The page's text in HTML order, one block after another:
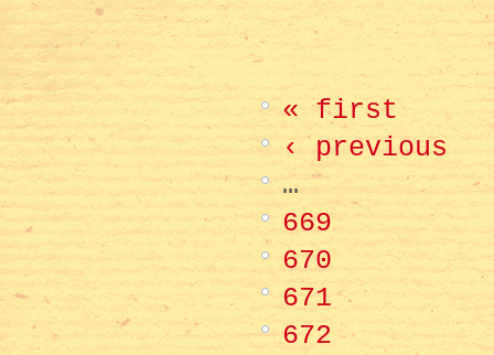
« first
‹ previous
…
669
670
671
672